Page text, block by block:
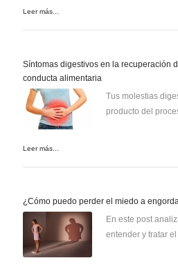
Leer más...
Síntomas digestivos en la recuperación
conducta alimentaria
Tus molestias
producto del
Leer más...
¿Cómo puedo perder el miedo a
En este post
entender y tratar